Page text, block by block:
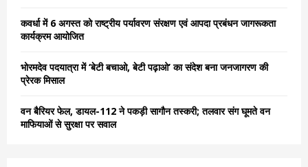
कवर्धा में 6 अगस्त को राष्ट्रीय पर्यावरण संरक्षण एवं आपदा प्रबंधन जागरूकता
कार्यक्रम आयोजित
भोरमदेव पदयात्रा में ‘बेटी बचाओ, बेटी पढ़ाओ’ का संदेश बना जनजागरण की
प्रेरक मिसाल
वन बैरियर फेल, डायल-112 ने पकड़ी सागौन तस्करी; तलवार संग घूमते वन
माफियाओं से सुरक्षा पर सवाल